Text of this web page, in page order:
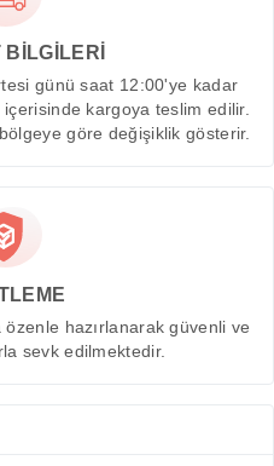
günü saat 12:00'ye kadar
kargoya teslim edilir.
göre değişiklik gösterir.
hazırlanarak güvenli ve
sevk edilmektedir.